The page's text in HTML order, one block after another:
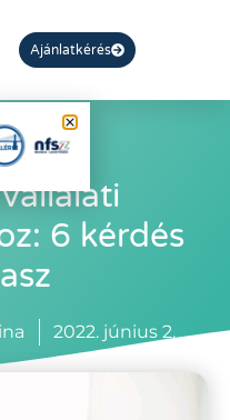
Ajánlatkérés
6 kérdés
2022. június 2.